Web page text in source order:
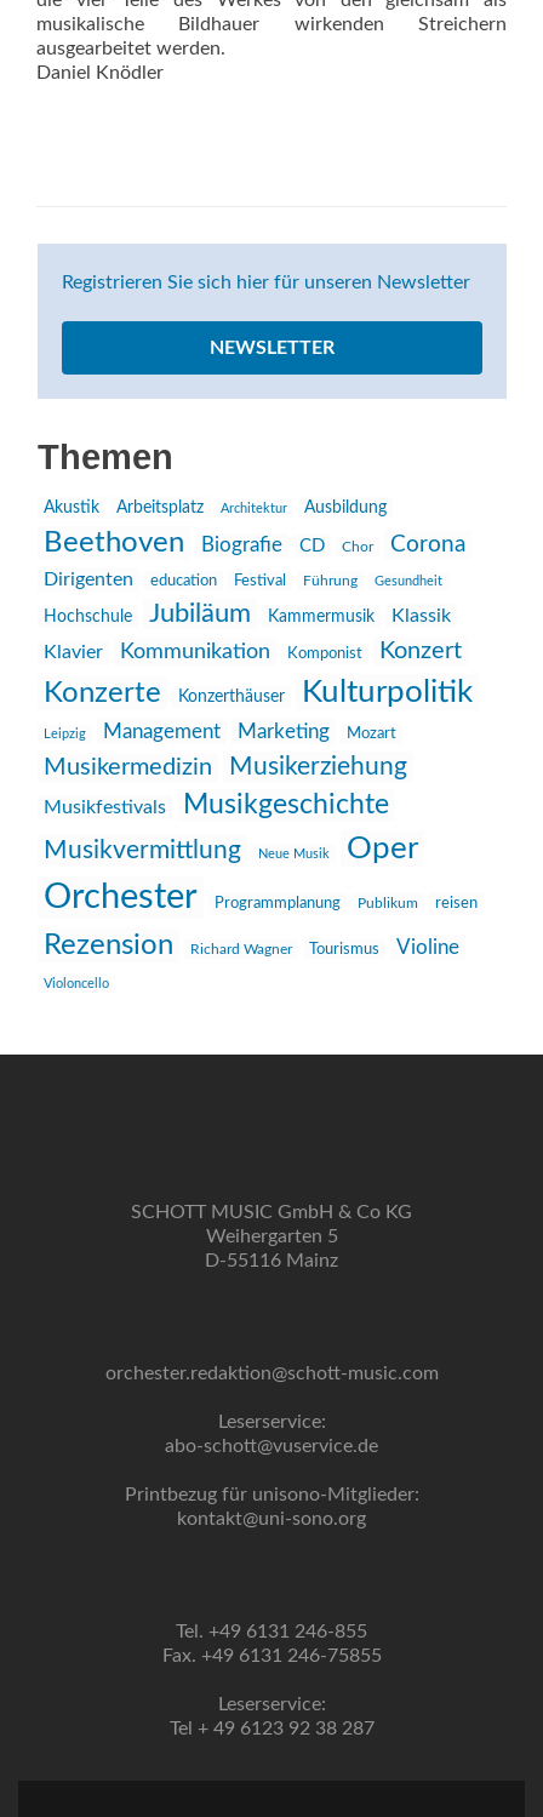
musikalische Bildhauer wirkenden Streichern
ausgearbeitet werden.
Daniel Knödler
Registrieren Sie sich hier für unseren Newsletter
NEWSLETTER
Themen
Akustik Arbeitsplatz Architektur Ausbildung
Beethoven Biografie CD Chor Corona
Dirigenten education Festival Führung Gesundheit
Hochschule Jubiläum Kammermusik
Klassik
Klavier
Kommunikation Komponist Konzert
Konzerte Konzerthäuser Kulturpolitik
Leipzig Management Marketing Mozart
Musikermedizin Musikerziehung
Musikfestivals Musikgeschichte
Musikvermittlung Neue Musik Oper
Orchester Programmplanung Publikum reisen
Rezension Richard Wagner Tourismus Violine
Violoncello
SCHOTT MUSIC GmbH & Co KG
Weihergarten 5
D-55116 Mainz
orchester.redaktion@schott-music.com
Leserservice:
abo-schott@vuservice.de
Printbezug für unisono-Mitglieder:
kontakt@uni-sono.org
Tel. +49 6131 246-855
Fax. +49 6131 246-75855
Leserservice:
Tel + 49 6123 92 38 287